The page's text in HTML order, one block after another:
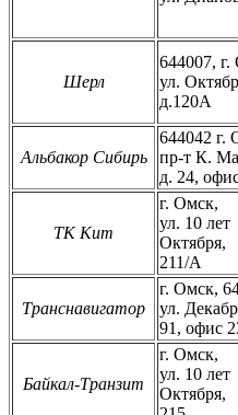
Шерл
644007,
ул.
д.120А
Альбакор Сибирь
644042 г.
пр-т К.
д. 24,
ТК Кит
г. Омск,
ул. 10 лет
Октября,
211/А
Транснавигатор
г. Омск,
ул.
91, офис
Байкал-Транзит
г. Омск,
ул. 10 лет
Октября,